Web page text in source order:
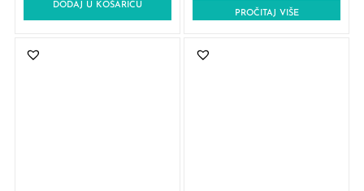
DODAJ U KOŠARICU
PROČITAJ VIŠE